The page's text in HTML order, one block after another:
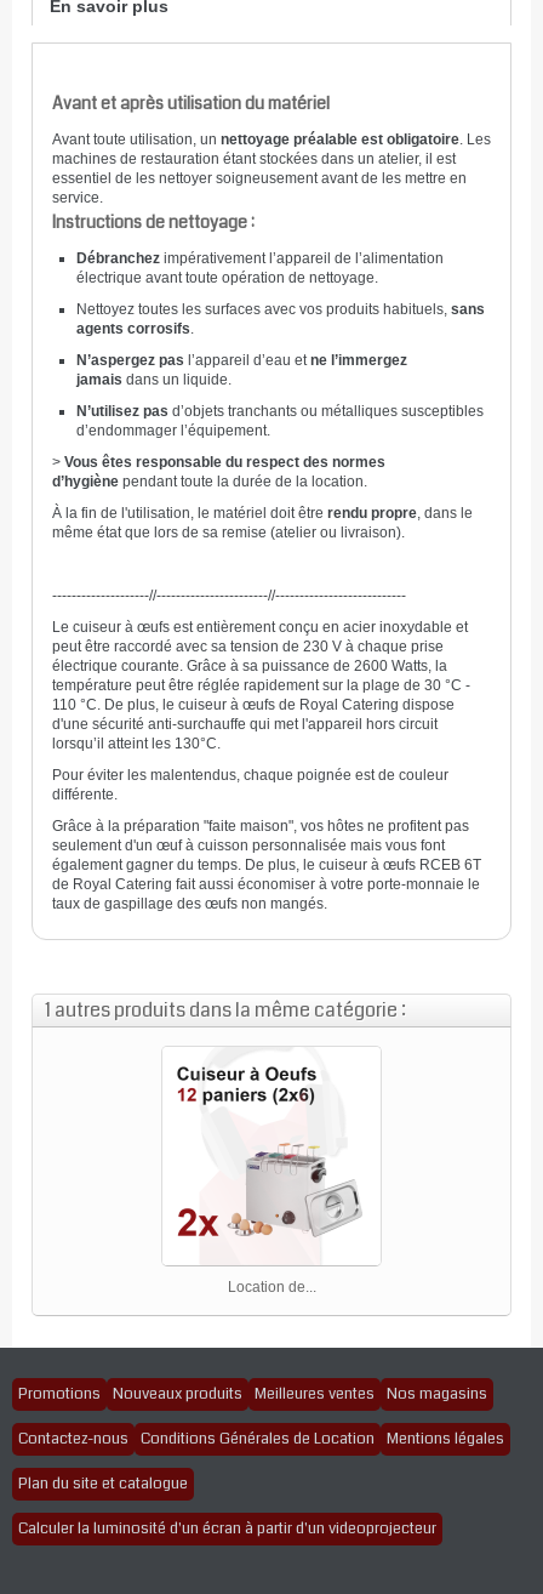
En savoir plus
Avant et après utilisation du matériel
Avant toute utilisation, un nettoyage préalable est obligatoire. Les
machines de restauration étant stockées dans un atelier, il est
essentiel de les nettoyer soigneusement avant de les mettre en
service.
Instructions de nettoyage :
Débranchez impérativement l’appareil de l’alimentation
électrique avant toute opération de nettoyage.
Nettoyez toutes les surfaces avec vos produits habituels, sans
agents corrosifs.
N’aspergez pas l’appareil d’eau etne l’immergez
jamais dans un liquide.
N’utilisez pas d’objets tranchants ou métalliques susceptibles
d’endommager l’équipement.
> Vous êtes responsable du respect des normes
d’hygiène pendant toute la durée de la location.
À la fin de l'utilisation, le matériel doit être rendu propre, dans le
même état que lors de sa remise (atelier ou livraison).
--------------------//-----------------------//---------------------------
Le cuiseur à œufs est entièrement conçu en acier inoxydable et
peut être raccordé avec sa tension de 230 V à chaque prise
électrique courante. Grâce à sa puissance de 2600 Watts, la
température peut être réglée rapidement sur la plage de 30 °C -
110 °C. De plus, le cuiseur à œufs de Royal Catering dispose
d'une sécurité anti-surchauffe qui met l'appareil hors circuit
lorsqu’il atteint les 130°C.
Pour éviter les malentendus, chaque poignée est de couleur
différente.
Grâce à la préparation "faite maison", vos hôtes ne profitent pas
seulement d'un œuf à cuisson personnalisée mais vous font
également gagner du temps. De plus, le cuiseur à œufs RCEB 6T
de Royal Catering fait aussi économiser à votre porte-monnaie le
taux de gaspillage des œufs non mangés.
1 autres produits dans la même catégorie :
Location de...
Promotions Nouveaux produits Meilleures ventes Nos magasins
Contactez-nous Conditions Générales de Location Mentions légales
Plan du site et catalogue
Calculer la luminosité d'un écran à partir d'un videoprojecteur